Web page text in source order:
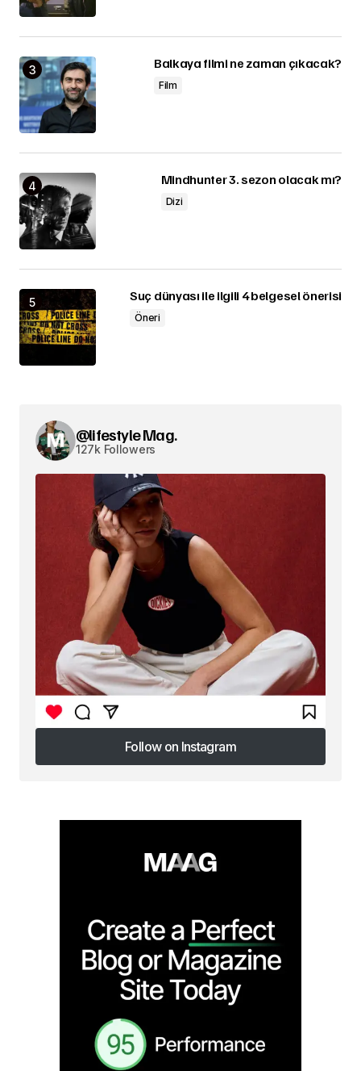
Balkaya filmi ne zaman çıkacak?
Film
Mindhunter 3. sezon olacak mı?
Dizi
Suç dünyası ile ilgili 4 belgesel önerisi
Öneri
@lifestyle Mag.
127k Followers
Follow on Instagram
Follow on Instagram